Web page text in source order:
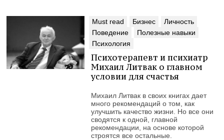
Must read Бизнес
Личность
Поведение
Полезные навыки
Психология
Психотерапевт и психиатр
Михаил Литвак о главном
условии для счастья
Михаил Литвак в своих книгах дает
много рекомендаций о том, как
улучшить качество жизни. Но все они
сводятся к одной, главной
рекомендации, на основе которой
строятся все остальные.